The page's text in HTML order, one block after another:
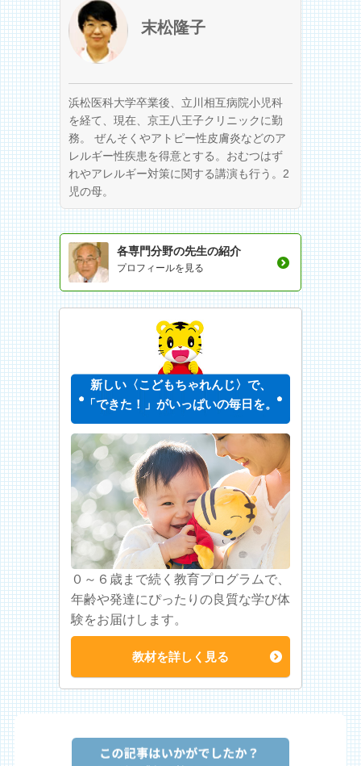
末松隆子
浜松医科大学卒業後、立川相互病院小児科
を経て、現在、京王八王子クリニックに勤
務。 ぜんそくやアトピー性皮膚炎などのア
レルギー性疾患を得意とする。おむつはず
れやアレルギー対策に関する講演も行う。2
児の母。
各専門分野の先生の紹介
プロフィールを見る
新しい〈こどもちゃれんじ〉で、
「できた！」がいっぱいの毎日を。
０～６歳まで続く教育プログラムで、
年齢や発達にぴったりの良質な学び体
験をお届けします。
教材を詳しく見る